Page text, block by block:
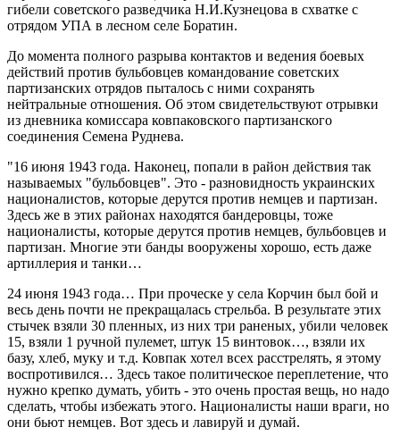
гибели советского разведчика Н.И.Кузнецова в схватке с
отрядом УПА в лесном селе Боратин.
До момента полного разрыва контактов и ведения боевых
действий против бульбовцев командование советских
партизанских отрядов пыталось с ними сохранять
нейтральные отношения. Об этом свидетельствуют отрывки
из дневника комиссара ковпаковского партизанского
соединения Семена Руднева.
"16 июня 1943 года. Наконец, попали в район действия так
называемых "бульбовцев". Это - разновидность украинских
националистов, которые дерутся против немцев и партизан.
Здесь же в этих районах находятся бандеровцы, тоже
националисты, которые дерутся против немцев, бульбовцев и
партизан. Многие эти банды вооружены хорошо, есть даже
артиллерия и танки…
24 июня 1943 года… При проческе у села Корчин был бой и
весь день почти не прекращалась стрельба. В результате этих
стычек взяли 30 пленных, из них три раненых, убили человек
15, взяли 1 ручной пулемет, штук 15 винтовок…, взяли их
базу, хлеб, муку и т.д. Ковпак хотел всех расстрелять, я этому
воспротивился… Здесь такое политическое переплетение, что
нужно крепко думать, убить - это очень простая вещь, но надо
сделать, чтобы избежать этого. Националисты наши враги, но
они бьют немцев. Вот здесь и лавируй и думай.